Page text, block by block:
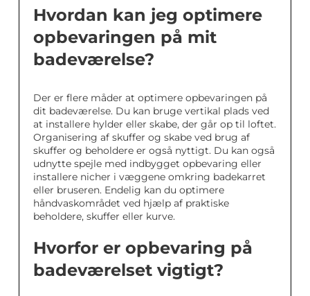
Hvordan kan jeg optimere
opbevaringen på mit
badeværelse?
Der er flere måder at optimere opbevaringen på
dit badeværelse. Du kan bruge vertikal plads ved
at installere hylder eller skabe, der går op til loftet.
Organisering af skuffer og skabe ved brug af
skuffer og beholdere er også nyttigt. Du kan også
udnytte spejle med indbygget opbevaring eller
installere nicher i væggene omkring badekarret
eller bruseren. Endelig kan du optimere
håndvaskområdet ved hjælp af praktiske
beholdere, skuffer eller kurve.
Hvorfor er opbevaring på
badeværelset vigtigt?